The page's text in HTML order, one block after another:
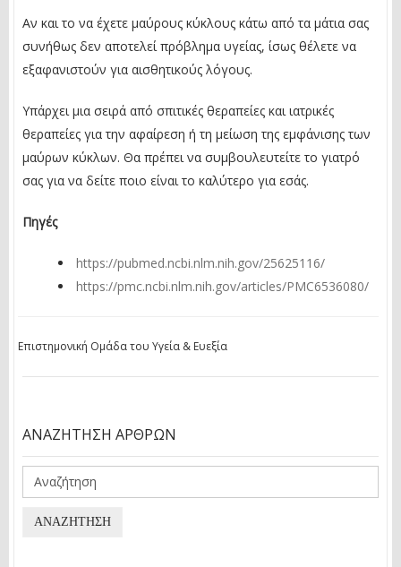
Αν και το να έχετε μαύρους κύκλους κάτω από τα μάτια σας
συνήθως δεν αποτελεί πρόβλημα υγείας, ίσως θέλετε να
εξαφανιστούν για αισθητικούς λόγους.
Υπάρχει μια σειρά από σπιτικές θεραπείες και ιατρικές
θεραπείες για την αφαίρεση ή τη μείωση της εμφάνισης των
μαύρων κύκλων. Θα πρέπει να συμβουλευτείτε το γιατρό
σας για να δείτε ποιο είναι το καλύτερο για εσάς.
Πηγές
https://pubmed.ncbi.nlm.nih.gov/25625116/
https://pmc.ncbi.nlm.nih.gov/articles/PMC6536080/
Επιστημονική Ομάδα του Υγεία & Ευεξία
ΑΝΑΖΉΤΗΣΗ ΆΡΘΡΩΝ